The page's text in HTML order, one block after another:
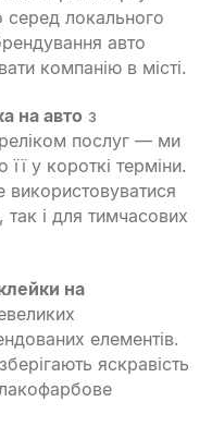
серед локального
авто
компанію в місті.
на авто з
послуг — ми
у короткі терміни.
і для тимчасових
на
елементів.
зберігають яскравість